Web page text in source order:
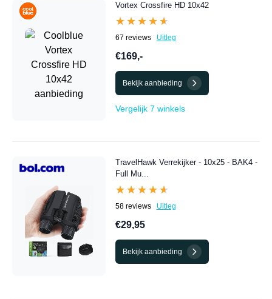
Vortex Crossfire HD 10x42
★★★★★
★★★★★
67 reviews Uitleg
€169,-
Bekijk aanbieding
Vergelijk 7 winkels
TravelHawk Verrekijker - 10x25 - BAK4 -
Full Mu...
★★★★★
★★★★★
58 reviews Uitleg
€29,95
Bekijk aanbieding